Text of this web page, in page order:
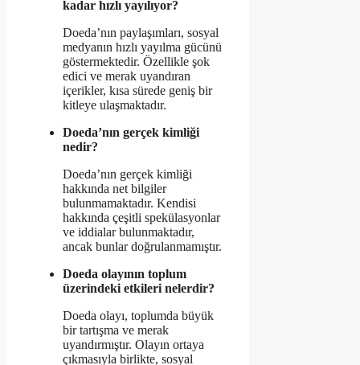
kadar hızlı yayılıyor?
Doeda’nın paylaşımları, sosyal
medyanın hızlı yayılma gücünü
göstermektedir. Özellikle şok
edici ve merak uyandıran
içerikler, kısa sürede geniş bir
kitleye ulaşmaktadır.
Doeda’nın gerçek kimliği
nedir?
Doeda’nın gerçek kimliği
hakkında net bilgiler
bulunmamaktadır. Kendisi
hakkında çeşitli spekülasyonlar
ve iddialar bulunmaktadır,
ancak bunlar doğrulanmamıştır.
Doeda olayının toplum
üzerindeki etkileri nelerdir?
Doeda olayı, toplumda büyük
bir tartışma ve merak
uyandırmıştır. Olayın ortaya
çıkmasıyla birlikte, sosyal